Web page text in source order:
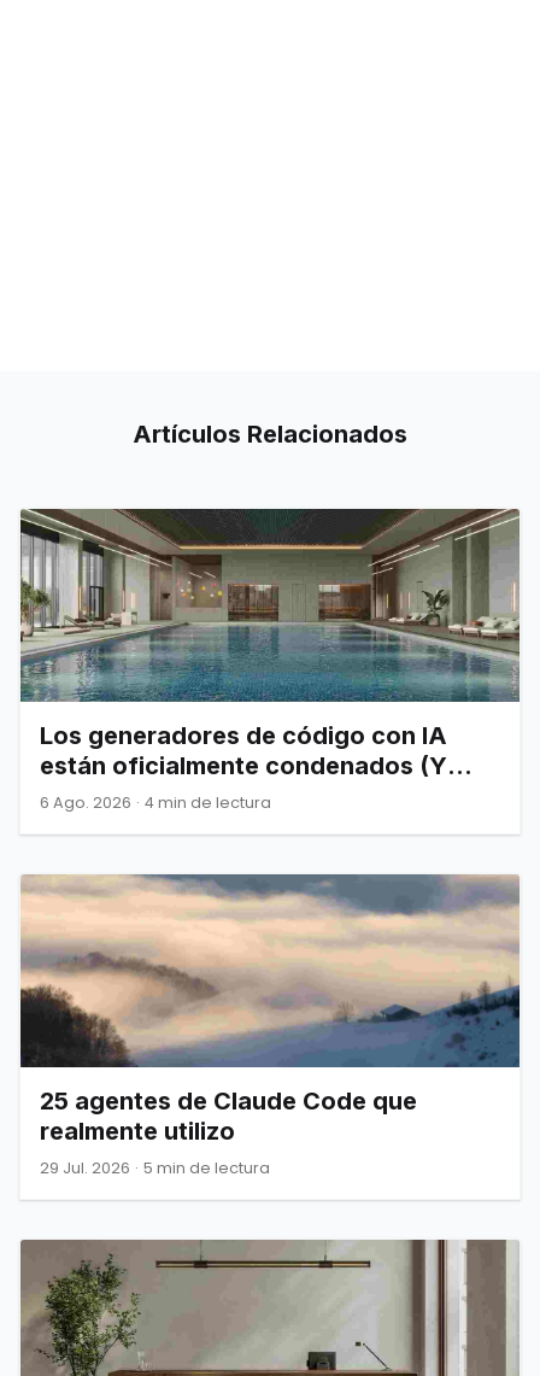
Artículos Relacionados
Los generadores de código con IA
están oficialmente condenados (Y
Joel Spolsky nos lo advirtió)
6 Ago. 2026 · 4 min de lectura
25 agentes de Claude Code que
realmente utilizo
29 Jul. 2026 · 5 min de lectura